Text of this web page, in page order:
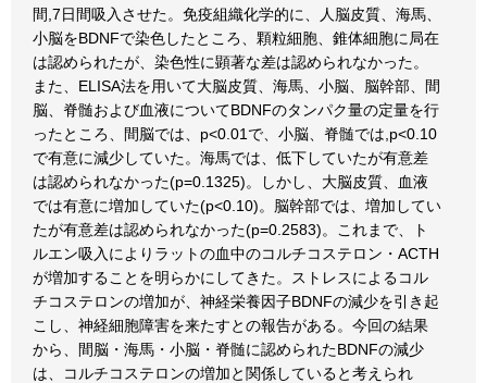
間,7日間吸入させた。免疫組織化学的に、人脳皮質、海馬、
小脳をBDNFで染色したところ、顆粒細胞、錐体細胞に局在
は認められたが、染色性に顕著な差は認められなかった。
また、ELISA法を用いて大脳皮質、海馬、小脳、脳幹部、間
脳、脊髄および血液についてBDNFのタンパク量の定量を行
ったところ、間脳では、p<0.01で、小脳、脊髄では,p<0.10
で有意に減少していた。海馬では、低下していたが有意差
は認められなかった(p=0.1325)。しかし、大脳皮質、血液
では有意に増加していた(p<0.10)。脳幹部では、増加してい
たが有意差は認められなかった(p=0.2583)。これまで、ト
ルエン吸入によりラットの血中のコルチコステロン・ACTH
が増加することを明らかにしてきた。ストレスによるコル
チコステロンの増加が、神経栄養因子BDNFの減少を引き起
こし、神経細胞障害を来たすとの報告がある。今回の結果
から、間脳・海馬・小脳・脊髄に認められたBDNFの減少
は、コルチコステロンの増加と関係していると考えられ